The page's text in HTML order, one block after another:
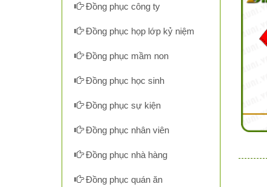
Đồng phục công ty
Đồng phục họp lớp kỷ niệm
Đồng phục mầm non
Đồng phục học sinh
Đồng phục sự kiện
Đồng phục nhân viên
Đồng phục nhà hàng
Đồng phục quán ăn